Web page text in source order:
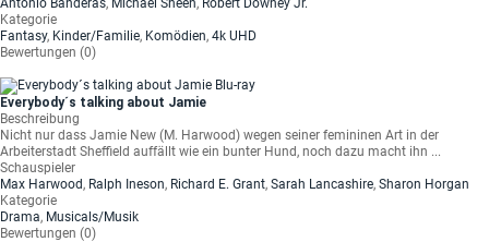
Antonio Banderas, Michael Sheen, Robert Downey Jr.
Kategorie
Fantasy, Kinder/Familie, Komödien, 4k UHD
Bewertungen (0)
Everybody´s talking about Jamie
Beschreibung
Nicht nur dass Jamie New (M. Harwood) wegen seiner femininen Art in der
Arbeiterstadt Sheffield auffällt wie ein bunter Hund, noch dazu macht ihn ...
Schauspieler
Max Harwood, Ralph Ineson, Richard E. Grant, Sarah Lancashire, Sharon Horgan
Kategorie
Drama, Musicals/Musik
Bewertungen (0)